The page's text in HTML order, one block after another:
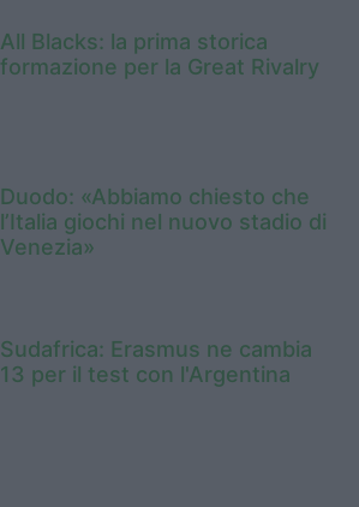
All Blacks: la prima storica
formazione per la Great Rivalry
Duodo: «Abbiamo chiesto che
l’Italia giochi nel nuovo stadio di
Venezia»
Sudafrica: Erasmus ne cambia
13 per il test con l'Argentina